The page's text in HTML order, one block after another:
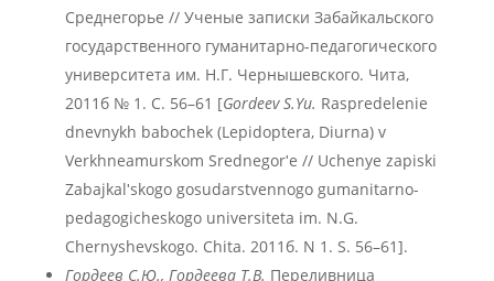
Среднегорье // Ученые записки Забайкальского
государственного гуманитарно-педагогического
университета им. Н.Г. Чернышевского. Чита,
2011б № 1. С. 56–61 [Gordeev S.Yu. Raspredelenie
dnevnykh babochek (Lepidoptera, Diurna) v
Verkhneamurskom Srednegorʹe // Uchenye zapiski
Zabajkalʹskogo gosudarstvennogo gumanitarno-
pedagogicheskogo universiteta im. N.G.
Chernyshevskogo. Chita. 2011б. N 1. S. 56–61].
Гордеев С.Ю., Гордеева Т.В. Переливница